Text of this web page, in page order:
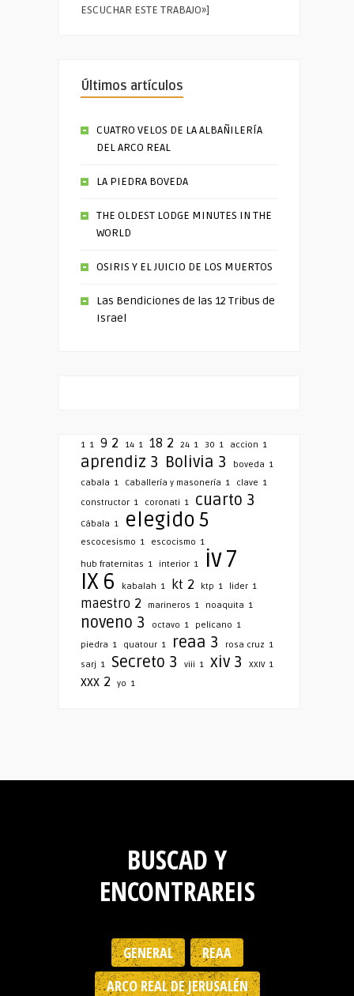
ESCUCHAR ESTE TRABAJO»]
Últimos artículos
CUATRO VELOS DE LA ALBAÑILERÍA
DEL ARCO REAL
LA PIEDRA BOVEDA
THE OLDEST LODGE MINUTES IN THE
WORLD
OSIRIS Y EL JUICIO DE LOS MUERTOS
Las Bendiciones de las 12 Tribus de
Israel
1 1 9 2 14 1 18 2 24 1 30 1 accion 1
aprendiz 3 Bolivia 3 boveda 1
cabala 1 Caballería y masonería 1 clave 1
constructor 1 coronati 1 cuarto 3
Cábala 1 elegido5
escocesismo 1 escocismo 1
hub fraternitas 1 interior 1 iv7
IX 6 kabalah 1 kt 2 ktp 1 lider 1
maestro 2 marineros 1 noaquita 1
noveno 3 octavo 1 pelicano 1
piedra 1 quatour 1 reaa 3 rosa cruz 1
sarj 1 Secreto 3 viii 1 xiv 3 XXIV 1
xxx 2 yo 1
BUSCAD Y
ENCONTRAREIS
GENERAL
REAA
ARCO REAL DE JERUSALÉN